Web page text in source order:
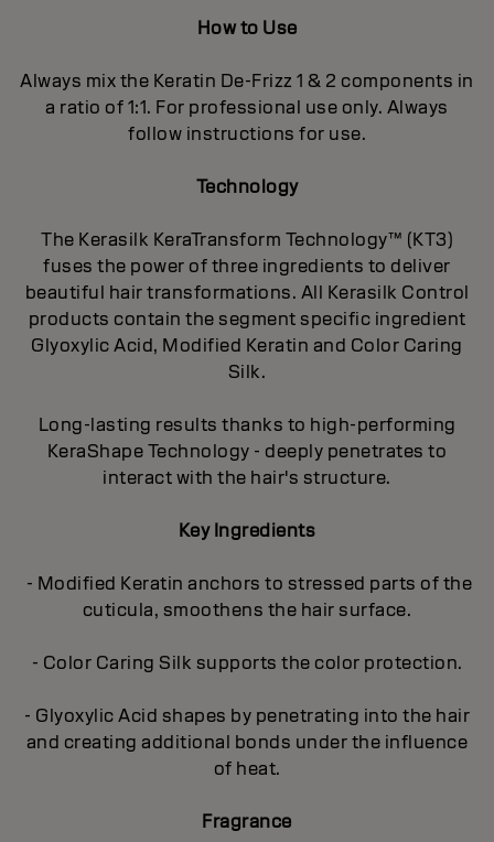
How to Use
Always mix the Keratin De-Frizz 1 & 2 components in
a ratio of 1:1. For professional use only. Always
follow instructions for use.
Technology
The Kerasilk KeraTransform Technology™ (KT3)
fuses the power of three ingredients to deliver
beautiful hair transformations. All Kerasilk Control
products contain the segment specific ingredient
Glyoxylic Acid, Modified Keratin and Color Caring
Silk.
Long-lasting results thanks to high-performing
KeraShape Technology - deeply penetrates to
interact with the hair's structure.
Key Ingredients
- Modified Keratin anchors to stressed parts of the
cuticula, smoothens the hair surface.
- Color Caring Silk supports the color protection.
- Glyoxylic Acid shapes by penetrating into the hair
and creating additional bonds under the influence
of heat.
Fragrance